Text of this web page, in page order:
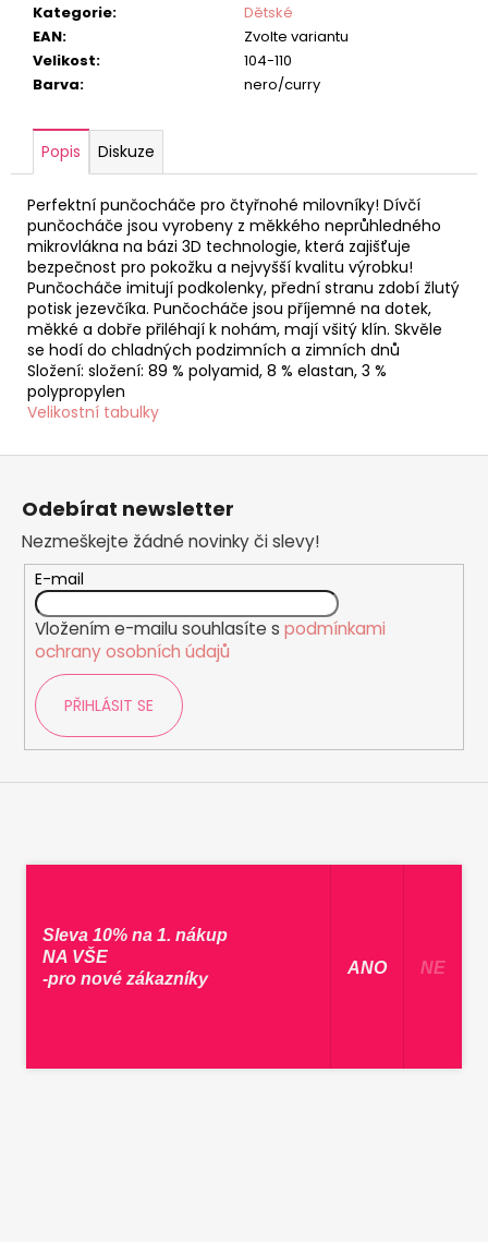
Kategorie:
Dětské
EAN:
Zvolte variantu
Velikost:
104-110
Barva: nero/curry
Popis Diskuze
Perfektní punčocháče pro čtyřnohé milovníky! Dívčí
punčocháče jsou vyrobeny z měkkého neprůhledného
mikrovlákna na bázi 3D technologie, která zajišťuje
bezpečnost pro pokožku a nejvyšší kvalitu výrobku!
Punčocháče imitují podkolenky, přední stranu zdobí žlutý
potisk jezevčíka. Punčocháče jsou příjemné na dotek,
měkké a dobře přiléhají k nohám, mají všitý klín. Skvěle
se hodí do chladných podzimních a zimních dnů
Složení: složení: 89 % polyamid, 8 % elastan, 3 %
polypropylen
Velikostní tabulky
Z
Odebírat newsletter
Nezmeškejte žádné novinky či slevy!
E-mail
Vložením e-mailu souhlasíte s podmínkami
ochrany osobních údajů
PŘIHLÁSIT SE
Sleva 10% na 1. nákup
NA VŠE
-pro nové zákazníky
​ ANO ​ NE